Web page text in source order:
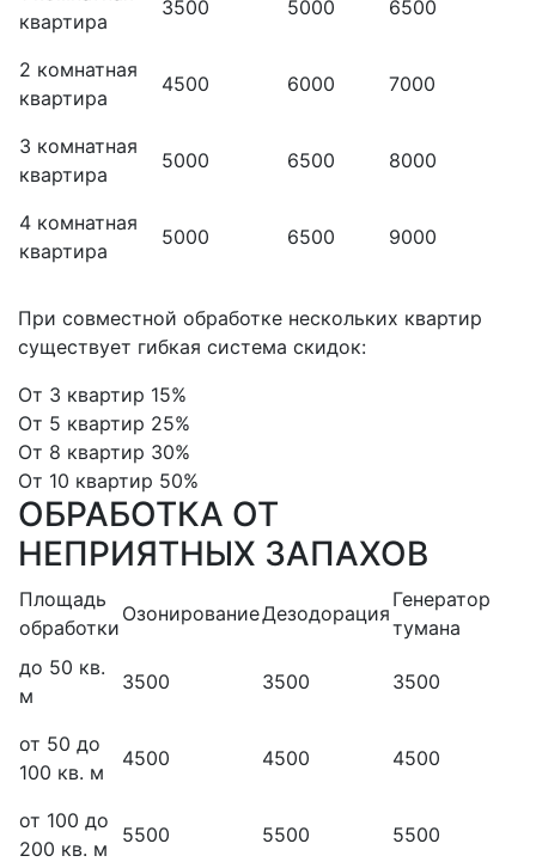
квартира
3500 5000 6500
2 комнатная
квартира
4500 6000 7000
3 комнатная
квартира
5000 6500 8000
4 комнатная
квартира
5000 6500 9000
При совместной обработке нескольких квартир
существует гибкая система скидок:
От 3 квартир 15%
От 5 квартир 25%
От 8 квартир 30%
От 10 квартир 50%
ОБРАБОТКА ОТ
НЕПРИЯТНЫХ ЗАПАХОВ
Площадь
обработки
ОзонированиеДезодорация
Генератор
тумана
до 50 кв.
м
3500 3500 3500
от 50 до
100 кв. м
4500 4500 4500
от 100 до
200 кв. м
5500 5500 5500